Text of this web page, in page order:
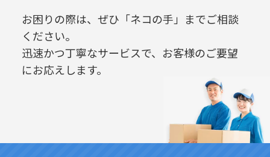
お困りの際は、ぜひ「ネコの手」までご相談
ください。
迅速かつ丁寧なサービスで、お客様のご要望
にお応えします。